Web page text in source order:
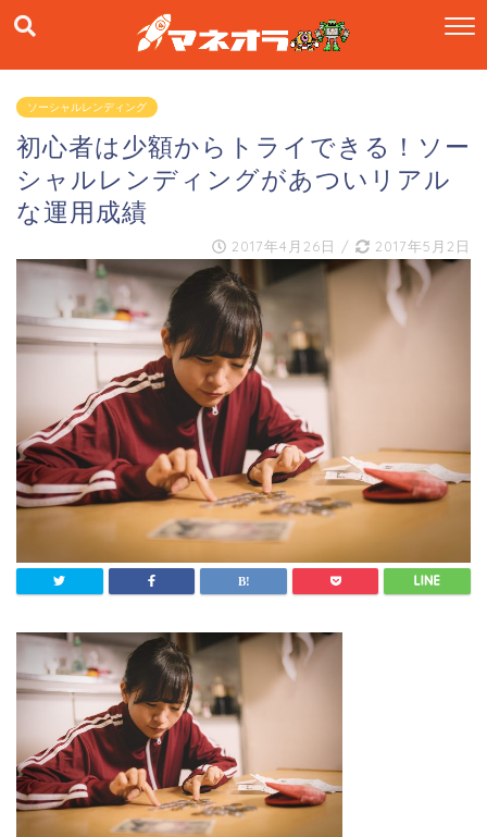
ソーシャルレンディング
初心者は少額からトライできる！ソー
シャルレンディングがあついリアル
な運用成績
2017年4月26日 / 2017年5月2日